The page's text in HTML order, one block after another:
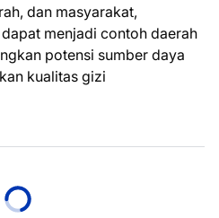
dan masyarakat,
menjadi contoh daerah
potensi sumber daya
kualitas gizi